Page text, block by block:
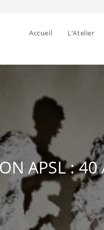
Accueil L’Atelier
APSL : 40